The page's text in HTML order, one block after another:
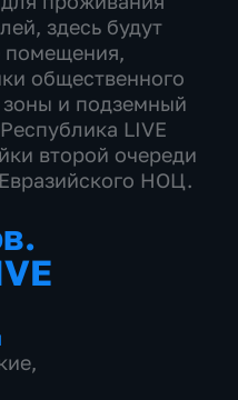
здесь будут
помещения,
общественного
и подземный
LIVE
второй очереди
НОЦ.
,